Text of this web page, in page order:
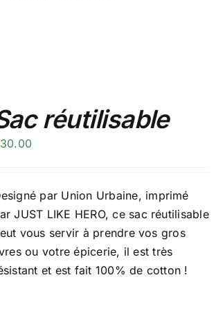
réutilisable
30.00
par Union Urbaine, imprimé
JUST LIKE HERO, ce sac réutilisable
vous servir à prendre vos gros
ou votre épicerie, il est très
et est fait 100% de cotton !